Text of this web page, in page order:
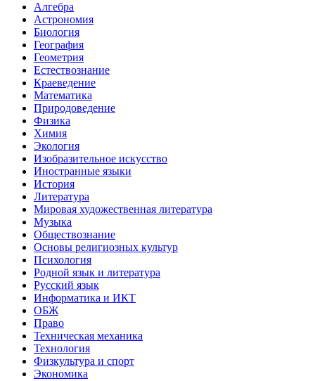
Алгебра
Астрономия
Биология
География
Геометрия
Естествознание
Краеведение
Математика
Природоведение
Физика
Химия
Экология
Изобразительное искусство
Иностранные языки
История
Литература
Мировая художественная литература
Музыка
Обществознание
Основы религиозных культур
Психология
Родной язык и литература
Русский язык
Информатика и ИКТ
ОБЖ
Право
Техническая механика
Технология
Физкультура и спорт
Экономика